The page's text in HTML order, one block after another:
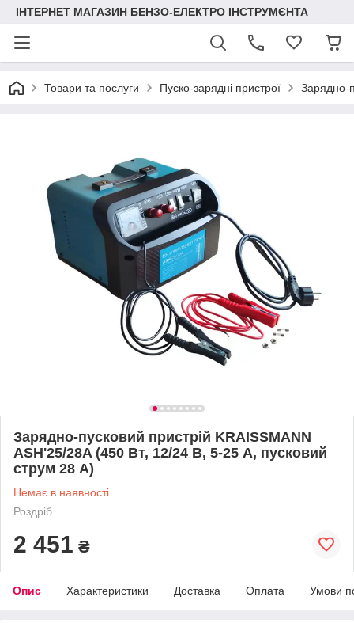
ІНТЕРНЕТ МАГАЗИН БЕНЗО-ЕЛЕКТРО ІНСТРУМЄНТА
Товари та послуги Пуско-зарядні пристрої Зарядно-
Зарядно-пусковий пристрій KRAISSMANN
ASH'25/28A (450 Вт, 12/24 В, 5-25 А, пусковий
струм 28 А)
Немає в наявності
Роздріб
2 451 ₴
Опис Характеристики Доставка Оплата Умови